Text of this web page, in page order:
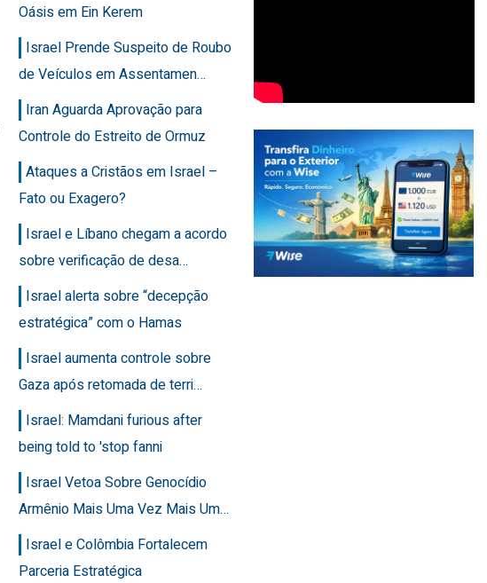
Oásis em Ein Kerem
Israel Prende Suspeito de Roubo
de Veículos em Assentamen…
Iran Aguarda Aprovação para
Controle do Estreito de Ormuz
Ataques a Cristãos em Israel –
Fato ou Exagero?
Israel e Líbano chegam a acordo
sobre verificação de desa…
Israel alerta sobre “decepção
estratégica” com o Hamas
Israel aumenta controle sobre
Gaza após retomada de terri…
Israel: Mamdani furious after
being told to 'stop fanni
Israel Vetoa Sobre Genocídio
Armênio Mais Uma Vez Mais Um…
Israel e Colômbia Fortalecem
Parceria Estratégica